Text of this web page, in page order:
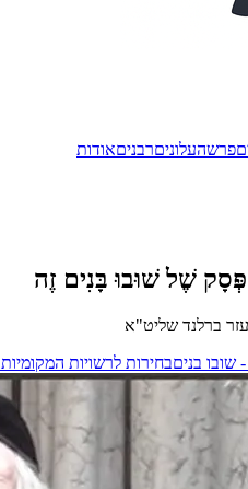
פרשהעלוניםרבניםאודות
שֶׁל שׁוּבוּ בָּנִים זֶה
ברלנד שליט"א
שובו בניםבחירות לרשויות המקומיות 2024